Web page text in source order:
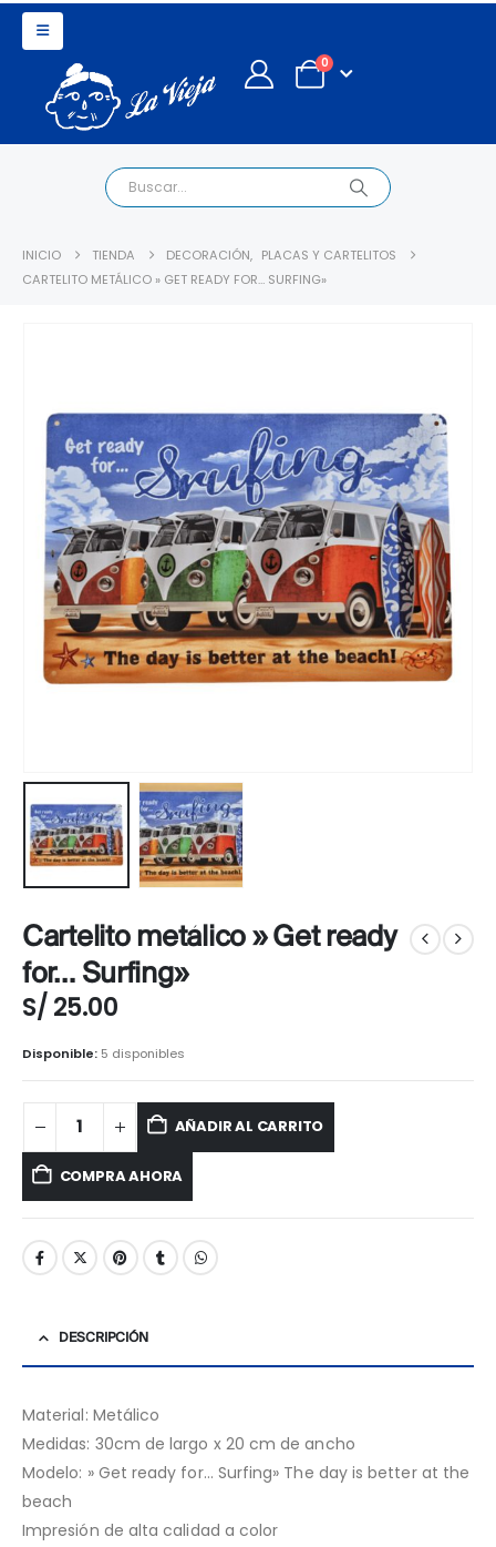
0
INICIO TIENDA DECORACIÓN, PLACAS Y CARTELITOS
CARTELITO METÁLICO » GET READY FOR… SURFING»
Cartelito metálico » Get ready
for… Surfing»
S/ 25.00
Disponible: 5 disponibles
AÑADIR AL CARRITO
COMPRA AHORA
DESCRIPCIÓN
Material: Metálico
Medidas: 30cm de largo x 20 cm de ancho
Modelo: » Get ready for… Surfing» The day is better at the
beach
Impresión de alta calidad a color